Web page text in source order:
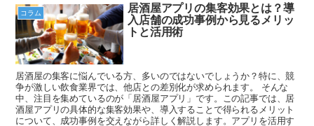
ー獲得における最新の動向や注意点も押さえて、あなたのお店の集客
力を高めていきましょう。
コラム
居酒屋アプリの集客効果とは？導
入店舗の成功事例から見るメリッ
トと活用術
居酒屋の集客に悩んでいる方、多いのではないでしょうか？特に、競
争が激しい飲食業界では、他店との差別化が求められます。 そんな
中、注目を集めているのが「居酒屋アプリ」です。この記事では、居
酒屋アプリの具体的な集客効果や、導入することで得られるメリット
について、成功事例を交えながら詳しく解説します。アプリを活用す